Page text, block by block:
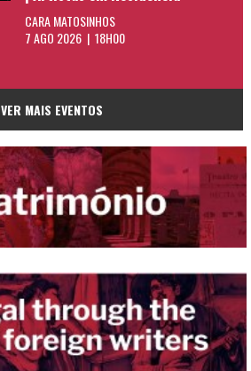
CARA MATOSINHOS
7 AGO 2026 | 18H00
VER MAIS EVENTOS